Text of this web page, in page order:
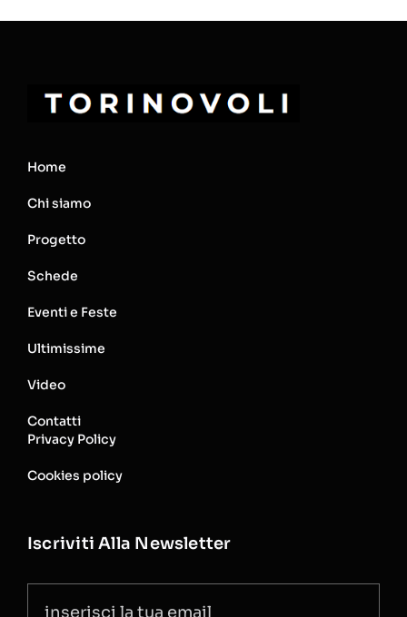
Home
Chi siamo
Progetto
Schede
Eventi e Feste
Ultimissime
Video
Contatti
Privacy Policy
Cookies policy
Iscriviti Alla Newsletter